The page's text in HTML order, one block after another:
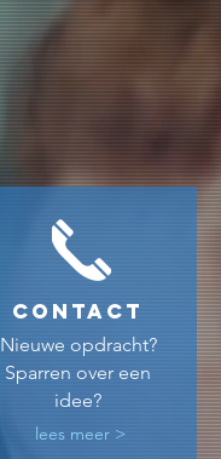
CONTACT
Nieuwe opdracht?
Sparren over een
idee?
lees meer >